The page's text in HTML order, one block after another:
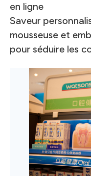
en ligne
Saveur
mousseuse et
pour séduire les